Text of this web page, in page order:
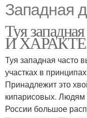
Западная
Туя
И
Туя западная часто
участках в
Принадлежит это
кипарисовых. Людям
России большое